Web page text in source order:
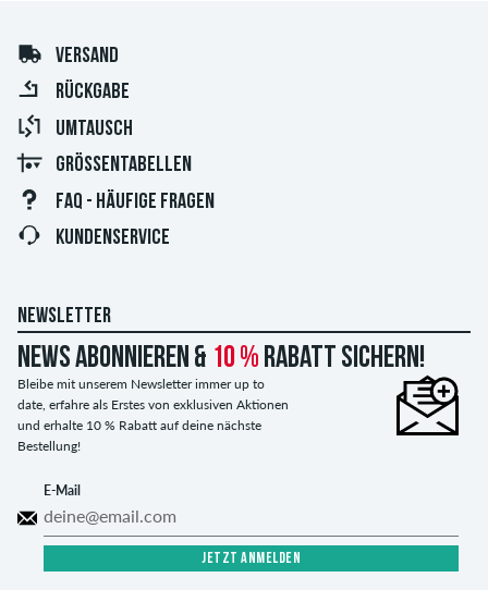
VERSAND
RÜCKGABE
UMTAUSCH
GRÖSSENTABELLEN
FAQ - HÄUFIGE FRAGEN
KUNDENSERVICE
NEWSLETTER
News abonnieren & 10 % Rabatt sichern!
Bleibe mit unserem Newsletter immer up to
date, erfahre als Erstes von exklusiven Aktionen
und erhalte 10 % Rabatt auf deine nächste
Bestellung!
E-Mail
JETZT ANMELDEN